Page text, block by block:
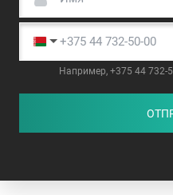
Например, +375 44 732-